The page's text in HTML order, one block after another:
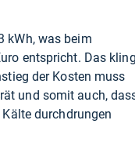
kWh, was beim
entspricht. Das
der Kosten muss
und somit auch,
durchdrungen